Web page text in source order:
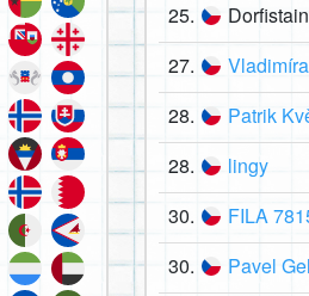
25. Dorfistain
27.
28. Patrik
28. lingy
30. FILA
30. Pavel